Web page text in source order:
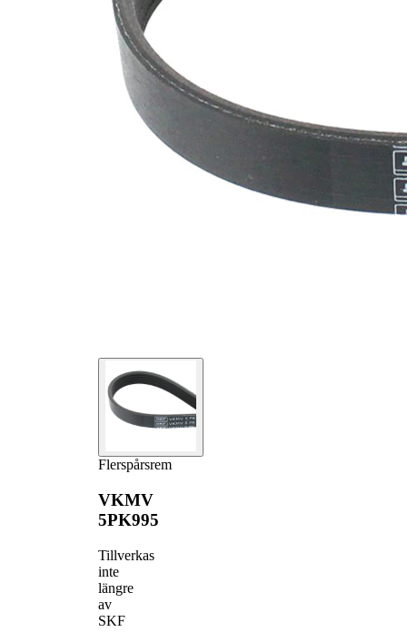
Flerspårsrem
VKMV
5PK995
Tillverkas
inte
längre
av
SKF